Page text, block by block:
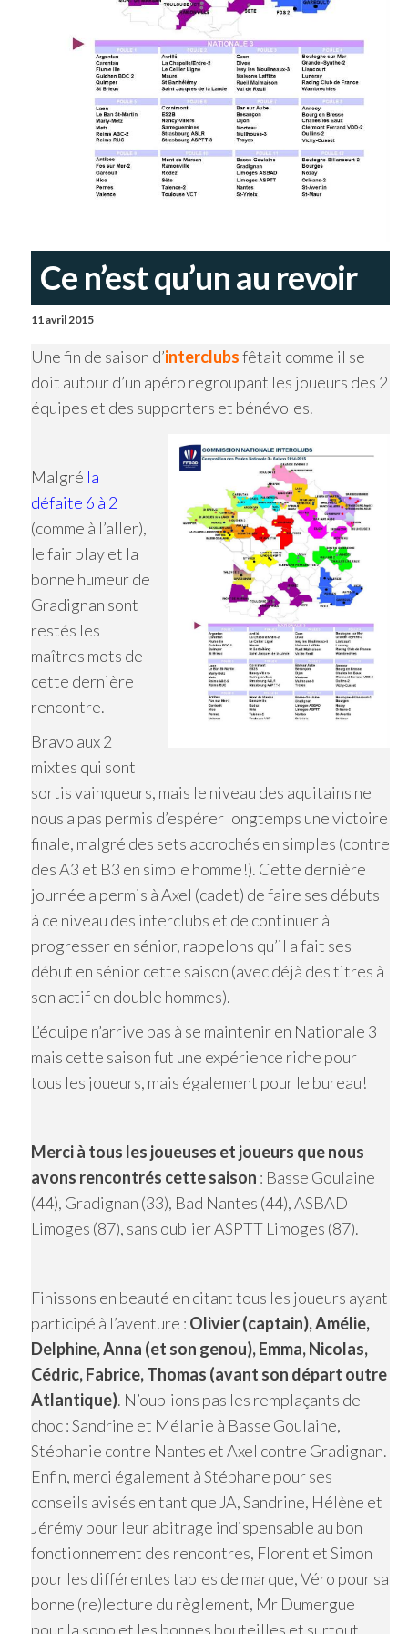
Ce n’est qu’un au revoir
11 avril 2015
Une fin de saison d’interclubsfêtait comme il se
doit autour d’un apéro regroupant les joueurs des 2
équipes et des supporters et bénévoles.
Malgré la
défaite 6 à 2
(comme à l’aller),
le fair play et la
bonne humeur de
Gradignan sont
restés les
maîtres mots de
cette dernière
rencontre.
Bravo aux 2
mixtes qui sont
sortis vainqueurs, mais le niveau des aquitains ne
nous a pas permis d’espérer longtemps une victoire
finale, malgré des sets accrochés en simples (contre
des A3 et B3 en simple homme!). Cette dernière
journée a permis à Axel (cadet) de faire ses débuts
à ce niveau des interclubs et de continuer à
progresser en sénior, rappelons qu’il a fait ses
début en sénior cette saison (avec déjà des titres à
son actif en double hommes).
L’équipe n’arrive pas à se maintenir en Nationale 3
mais cette saison fut une expérience riche pour
tous les joueurs, mais également pour le bureau!
Merci à tous les joueuses et joueurs que nous
avons rencontrés cette saison : Basse Goulaine
(44), Gradignan (33), Bad Nantes (44), ASBAD
Limoges (87), sans oublier ASPTT Limoges (87).
Finissons en beauté en citant tous les joueurs ayant
participé à l’aventure : Olivier (captain), Amélie,
Delphine, Anna (et son genou), Emma, Nicolas,
Cédric, Fabrice, Thomas (avant son départ outre
Atlantique). N’oublions pas les remplaçants de
choc : Sandrine et Mélanie à Basse Goulaine,
Stéphanie contre Nantes et Axel contre Gradignan.
Enfin, merci également à Stéphane pour ses
conseils avisés en tant que JA, Sandrine, Hélène et
Jérémy pour leur abitrage indispensable au bon
fonctionnement des rencontres, Florent et Simon
pour les différentes tables de marque, Véro pour sa
bonne (re)lecture du règlement, Mr Dumergue
pour la sono et les bonnes bouteilles et surtout